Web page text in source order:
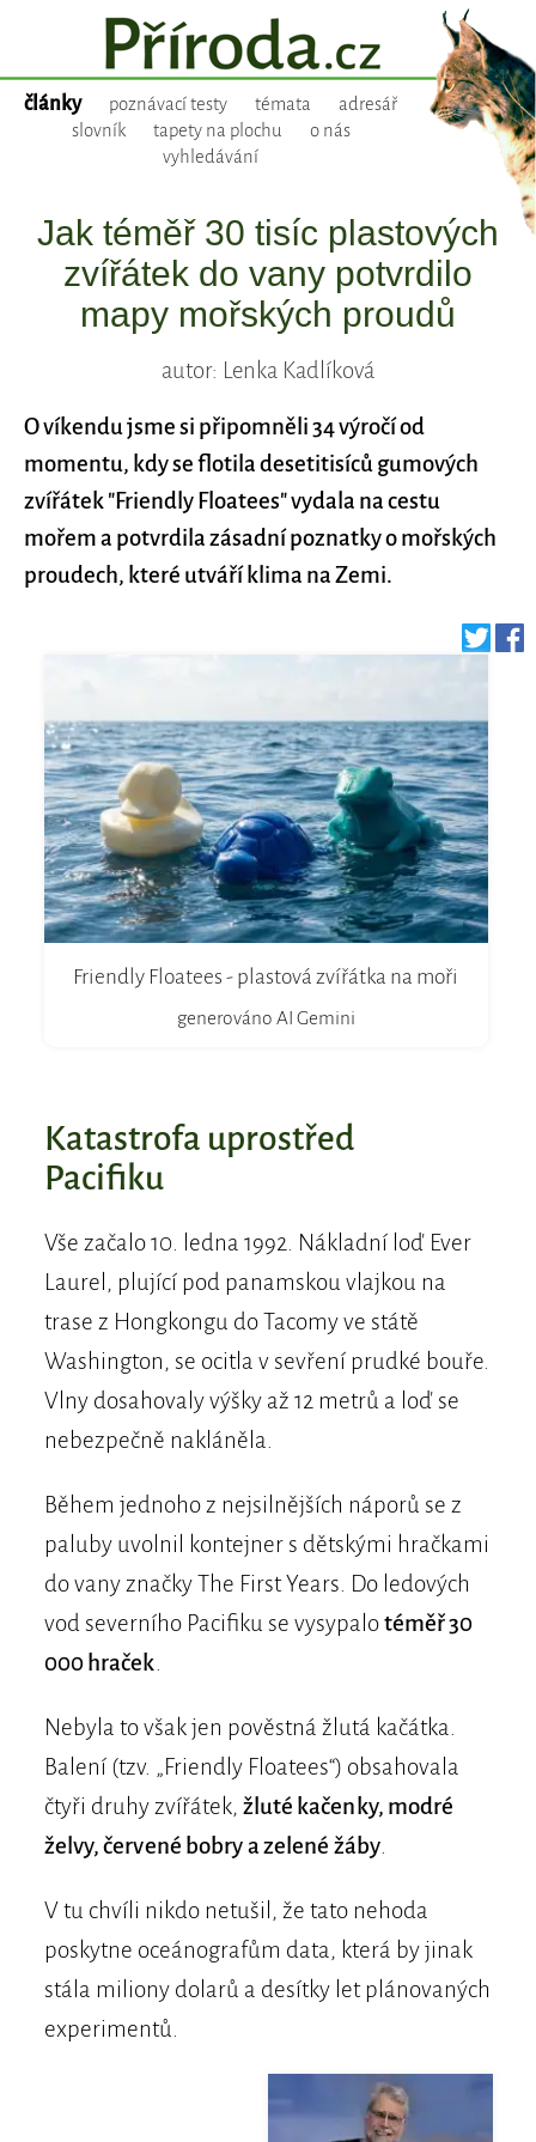
články poznávací testy témata
adresář
slovník
tapety na plochu
o nás
vyhledávání
Jak téměř 30 tisíc plastových
zvířátek do vany potvrdilo
mapy mořských proudů
autor: Lenka Kadlíková
O víkendu jsme si připomněli 34 výročí od
momentu, kdy se flotila desetitisíců gumových
zvířátek "Friendly Floatees" vydala na cestu
mořem a potvrdila zásadní poznatky o mořských
proudech, které utváří klima na Zemi.
Friendly Floatees - plastová zvířátka na moři
generováno AI Gemini
Katastrofa uprostřed
Pacifiku
Vše začalo 10. ledna 1992. Nákladní loď Ever
Laurel, plující pod panamskou vlajkou na
trase z Hongkongu do Tacomy ve státě
Washington, se ocitla v sevření prudké bouře.
Vlny dosahovaly výšky až 12 metrů a loď se
nebezpečně nakláněla.
Během jednoho z nejsilnějších náporů se z
paluby uvolnil kontejner s dětskými hračkami
do vany značky The First Years. Do ledových
vod severního Pacifiku se vysypalotéměř 30
000 hraček
Nebyla to však jen pověstná žlutá kačátka.
Balení (tzv. „Friendly Floatees“) obsahovala
čtyři druhy zvířátek, žluté kačenky, modré
želvy, červené bobry a zelené žáby.
V tu chvíli nikdo netušil, že tato nehoda
poskytne oceánografům data, která by jinak
stála miliony dolarů a desítky let plánovaných
experimentů.